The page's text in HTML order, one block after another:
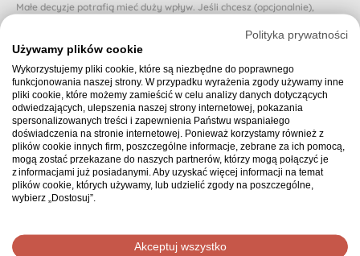
Małe decyzje potrafią mieć duży wpływ. Jeśli chcesz (opcjonalnie),
wsparcia Opiekuna. To osoba, która czuwa nad przebiegiem zbiórki,
podpowiada, co warto poprawić i jak zwiększyć jej zasięg, a także
reaguje, gdy zbiórka zwalnia lub traci rozpęd.
Dzięki Opiekunowi organizator nie zostaje sam i otrzymuje realne
wsparcie na każdym etapie. Dzięki temu osoba, której dotyczy zbiórka,
może poczuć się naprawdę zaopiekowana.
Czy chcesz przeznaczyć proponowaną (domyślnie wybraną) część swojej
wpłaty na zapewnienie zbiórce Opiekuna? Jeśli nie, możesz wybrać inną
kwotę.
Polityka prywatności
Używamy plików cookie
Wykorzystujemy pliki cookie, które są niezbędne do poprawnego
funkcjonowania naszej strony. W przypadku wyrażenia zgody używamy inne
pliki cookie, które możemy zamieścić w celu analizy danych dotyczących
odwiedzających, ulepszenia naszej strony internetowej, pokazania
spersonalizowanych treści i zapewnienia Państwu wspaniałego
doświadczenia na stronie internetowej. Ponieważ korzystamy również z
plików cookie innych firm, poszczególne informacje, zebrane za ich pomocą,
mogą zostać przekazane do naszych partnerów, którzy mogą połączyć je
z informacjami już posiadanymi. Aby uzyskać więcej informacji na temat
plików cookie, których używamy, lub udzielić zgody na poszczególne,
wybierz „Dostosuj”.
Akceptuj wszystko